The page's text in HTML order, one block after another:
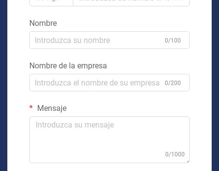
Nombre
0/100
Nombre de la empresa
0/200
Mensaje
0/1000